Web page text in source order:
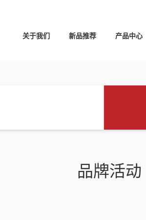
关于我们 新品推荐 产品中心
品牌活动